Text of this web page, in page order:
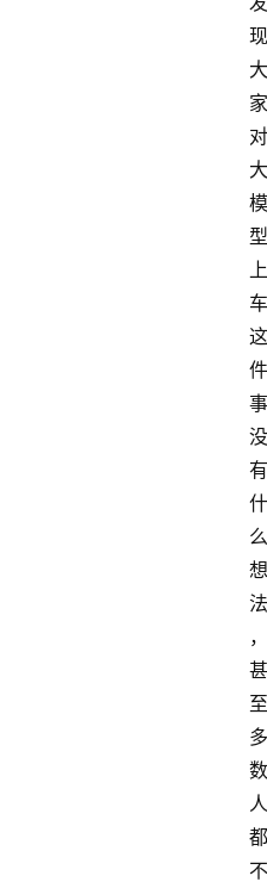
现
大
家
对
大
模
型
上
车
这
件
事
没
有
什
么
想
法
，
甚
至
多
数
人
都
不